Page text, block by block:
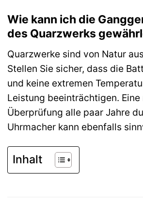
Wie kann ich die
des Quarzwerks
Quarzwerke sind von Natur
Stellen Sie sicher, dass die
und keine extremen
Leistung beeinträchtigen.
Überprüfung alle paar Jahre
Uhrmacher kann ebenfalls
Inhalt